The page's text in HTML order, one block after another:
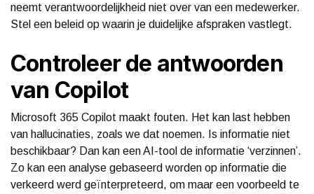
neemt verantwoordelijkheid niet over van een medewerker.
Stel een beleid op waarin je duidelijke afspraken vastlegt.
Controleer de antwoorden
van Copilot
Microsoft 365 Copilot maakt fouten. Het kan last hebben
van hallucinaties, zoals we dat noemen. Is informatie niet
beschikbaar? Dan kan een AI-tool de informatie ‘verzinnen’.
Zo kan een analyse gebaseerd worden op informatie die
verkeerd werd geïnterpreteerd, om maar een voorbeeld te